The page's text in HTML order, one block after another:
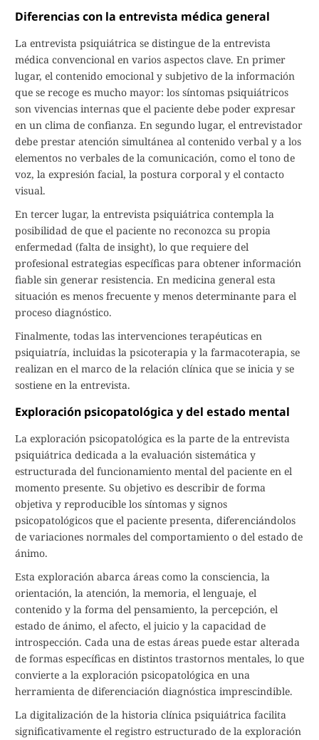
Diferencias con la entrevista médica general
La entrevista psiquiátrica se distingue de la entrevista
médica convencional en varios aspectos clave. En primer
lugar, el contenido emocional y subjetivo de la información
que se recoge es mucho mayor: los síntomas psiquiátricos
son vivencias internas que el paciente debe poder expresar
en un clima de confianza. En segundo lugar, el entrevistador
debe prestar atención simultánea al contenido verbal y a los
elementos no verbales de la comunicación, como el tono de
voz, la expresión facial, la postura corporal y el contacto
visual.
En tercer lugar, la entrevista psiquiátrica contempla la
posibilidad de que el paciente no reconozca su propia
enfermedad (falta de insight), lo que requiere del
profesional estrategias específicas para obtener información
fiable sin generar resistencia. En medicina general esta
situación es menos frecuente y menos determinante para el
proceso diagnóstico.
Finalmente, todas las intervenciones terapéuticas en
psiquiatría, incluidas la psicoterapia y la farmacoterapia, se
realizan en el marco de la relación clínica que se inicia y se
sostiene en la entrevista.
Exploración psicopatológica y del estado mental
La exploración psicopatológica es la parte de la entrevista
psiquiátrica dedicada a la evaluación sistemática y
estructurada del funcionamiento mental del paciente en el
momento presente. Su objetivo es describir de forma
objetiva y reproducible los síntomas y signos
psicopatológicos que el paciente presenta, diferenciándolos
de variaciones normales del comportamiento o del estado de
ánimo.
Esta exploración abarca áreas como la consciencia, la
orientación, la atención, la memoria, el lenguaje, el
contenido y la forma del pensamiento, la percepción, el
estado de ánimo, el afecto, el juicio y la capacidad de
introspección. Cada una de estas áreas puede estar alterada
de formas específicas en distintos trastornos mentales, lo que
convierte a la exploración psicopatológica en una
herramienta de diferenciación diagnóstica imprescindible.
La digitalización de la historia clínica psiquiátrica facilita
significativamente el registro estructurado de la exploración